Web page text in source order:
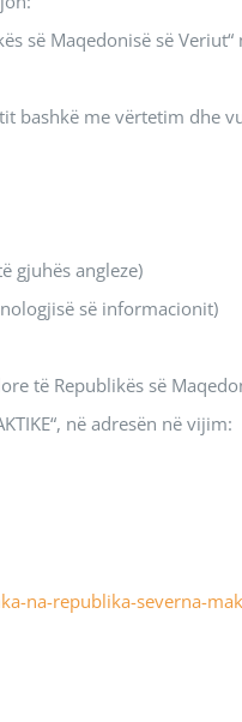
së Maqedonisë së Veriut“
bashkë me vërtetim dhe
gjuhës angleze)
së informacionit)
të Republikës së
në adresën në vijim:
na-republika-severna-